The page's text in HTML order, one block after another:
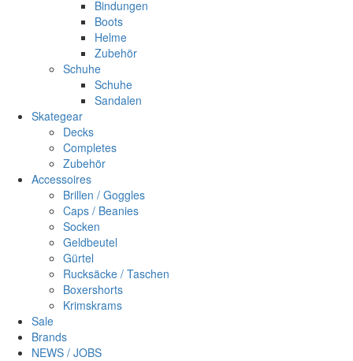
Bindungen
Boots
Helme
Zubehör
Schuhe
Schuhe
Sandalen
Skategear
Decks
Completes
Zubehör
Accessoires
Brillen / Goggles
Caps / Beanies
Socken
Geldbeutel
Gürtel
Rucksäcke / Taschen
Boxershorts
Krimskrams
Sale
Brands
NEWS / JOBS